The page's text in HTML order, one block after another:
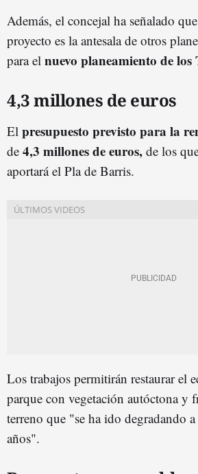
Además, el concejal ha señalado
proyecto es la antesala de otros
para el nuevo planeamiento de los
4,3 millones de euros
El presupuesto previsto para la
de 4,3 millones de euros, de los
aportará el Pla de Barris.
Los trabajos permitirán restaurar el
parque con vegetación autóctona y
terreno que "se ha ido degradando
años".